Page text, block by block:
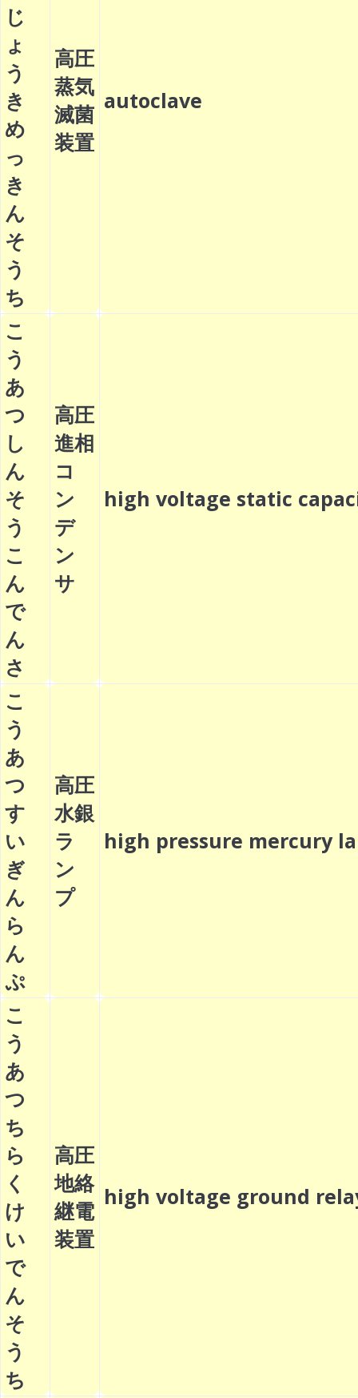
じ
ょ
う
き
め
っ
き
ん
そ
う
ち
高圧
蒸気
滅菌
装置
autoclave
こ
う
あ
つ
し
ん
そ
う
こ
ん
で
ん
さ
高圧
進相
コ
ン
デ
ン
サ
high voltage static
こ
う
あ
つ
す
い
ぎ
ん
ら
ん
ぷ
高圧
水銀
ラ
ン
プ
high pressure mercury
こ
う
あ
つ
ち
ら
く
け
い
で
ん
そ
う
ち
高圧
地絡
継電
装置
high voltage ground